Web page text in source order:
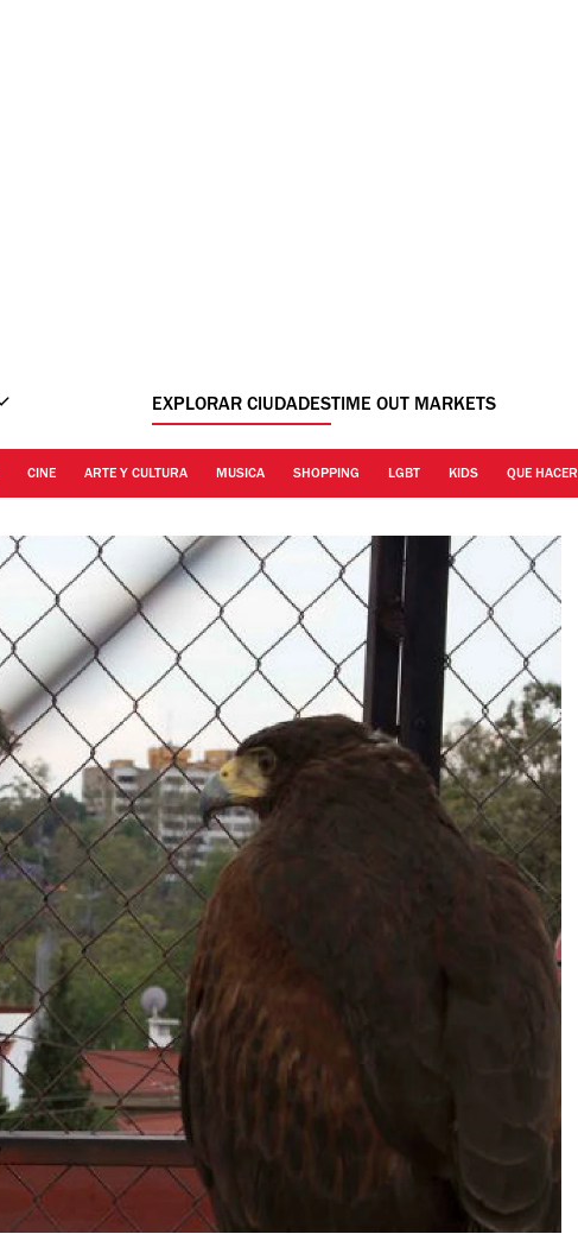
EXPLORAR CIUDADESTIME OUT MARKETS
CINE ARTE Y CULTURA MUSICA SHOPPING LGBT KIDS QUE HACER